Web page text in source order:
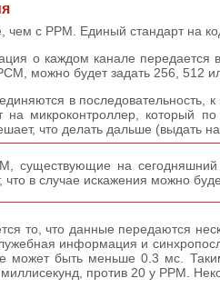
чем с PPM. Единый стандарт на
о каждом канале передается
можно будет задать 256, 512
в последовательность,
на микроконтроллер, который
что делать дальше (выдать
существующие на
что в случае искажения можно
то, что данные передаются
информация и
может быть меньше 0.3 мс.
против 20 у PPM.